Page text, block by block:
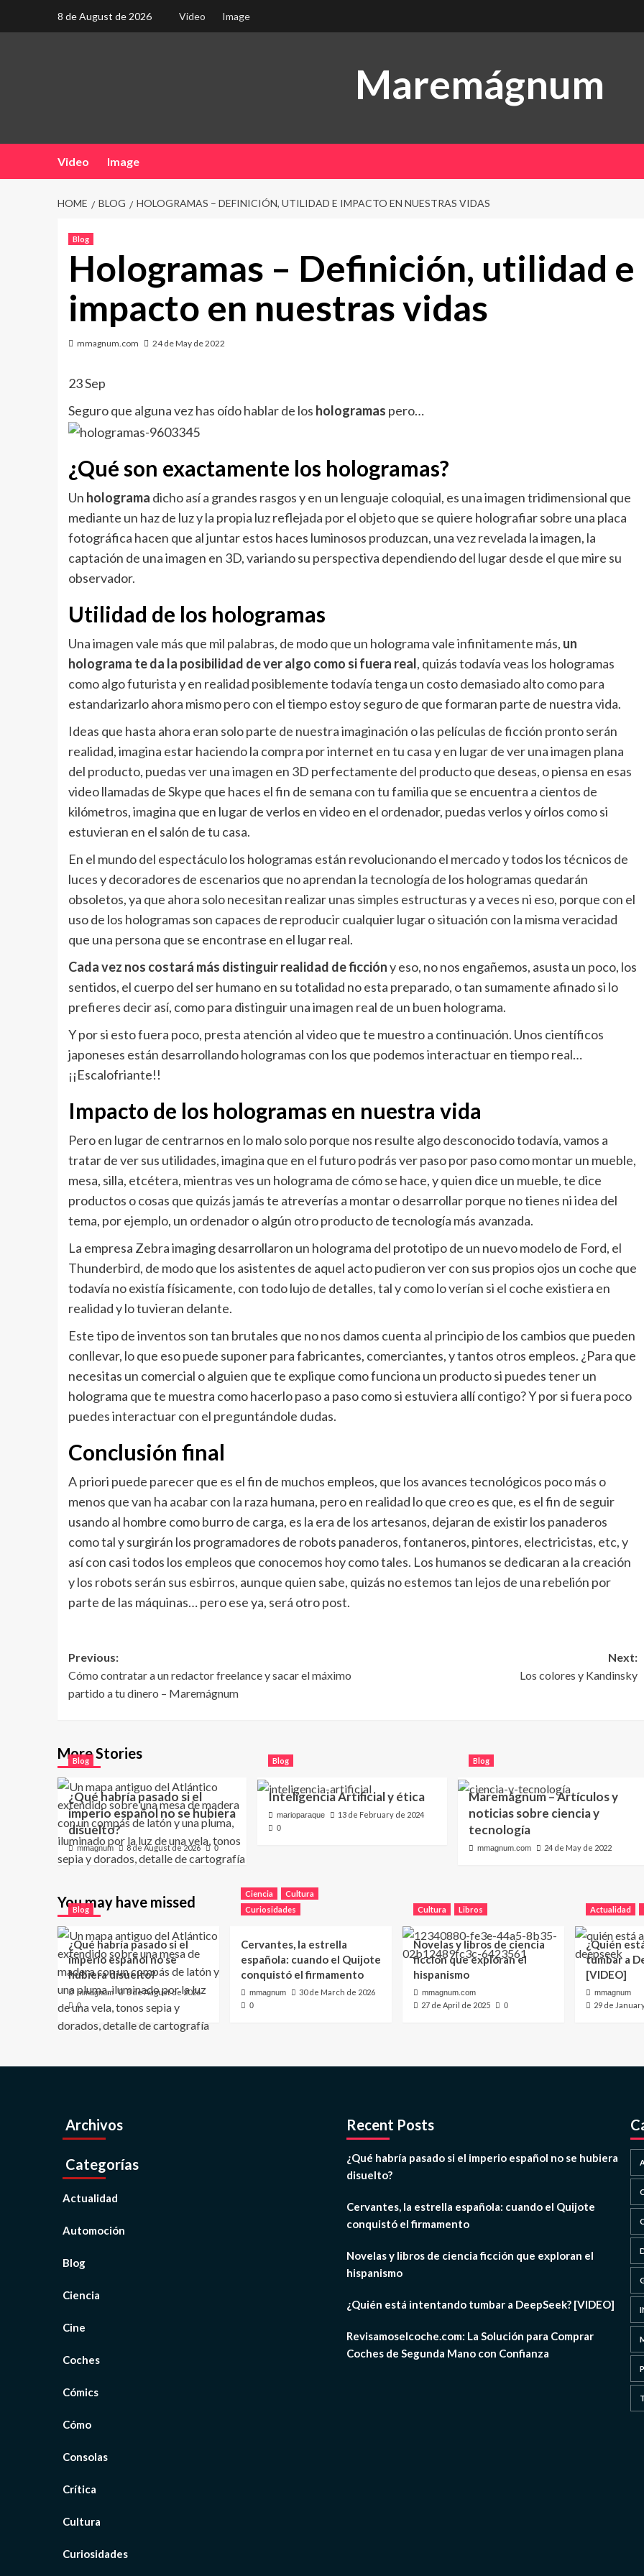
8 de August de 2026 Video Image
Maremágnum
Video Image
HOME BLOG HOLOGRAMAS – DEFINICIÓN, UTILIDAD E IMPACTO EN NUESTRAS VIDAS
Blog
Hologramas – Definición, utilidad e
impacto en nuestras vidas
mmagnum.com 24 de May de 2022
23 Sep
Seguro que alguna vez has oído hablar de los hologramas pero…
¿Qué son exactamente los hologramas?
Un holograma dicho así a grandes rasgos y en un lenguaje coloquial, es una imagen tridimensional que
mediante un haz de luz y la propia luz reflejada por el objeto que se quiere holografiar sobre una placa
fotográfica hacen que al juntar estos haces luminosos produzcan, una vez revelada la imagen, la
captación de una imagen en 3D, variando su perspectiva dependiendo del lugar desde el que mire su
observador.
Utilidad de los hologramas
Una imagen vale más que mil palabras, de modo que un holograma vale infinitamente más, un
holograma te da la posibilidad de ver algo como si fuera real, quizás todavía veas los hologramas
como algo futurista y en realidad posiblemente todavía tenga un costo demasiado alto como para
estandarizarlo ahora mismo pero con el tiempo estoy seguro de que formaran parte de nuestra vida.
Ideas que hasta ahora eran solo parte de nuestra imaginación o las películas de ficción pronto serán
realidad, imagina estar haciendo la compra por internet en tu casa y en lugar de ver una imagen plana
del producto, puedas ver una imagen en 3D perfectamente del producto que deseas, o piensa en esas
video llamadas de Skype que haces el fin de semana con tu familia que se encuentra a cientos de
kilómetros, imagina que en lugar de verlos en video en el ordenador, puedas verlos y oírlos como si
estuvieran en el salón de tu casa.
En el mundo del espectáculo los hologramas están revolucionando el mercado y todos los técnicos de
luces y decoradores de escenarios que no aprendan la tecnología de los hologramas quedarán
obsoletos, ya que ahora solo necesitan realizar unas simples estructuras y a veces ni eso, porque con el
uso de los hologramas son capaces de reproducir cualquier lugar o situación con la misma veracidad
que una persona que se encontrase en el lugar real.
Cada vez nos costará más distinguir realidad de ficcióny eso, no nos engañemos, asusta un poco, los
sentidos, el cuerpo del ser humano en su totalidad no esta preparado, o tan sumamente afinado si lo
prefieres decir así, como para distinguir una imagen real de un buen holograma.
Y por si esto fuera poco, presta atención al video que te muestro a continuación. Unos científicos
japoneses están desarrollando hologramas con los que podemos interactuar en tiempo real…
¡¡Escalofriante!!
Impacto de los hologramas en nuestra vida
Pero en lugar de centrarnos en lo malo solo porque nos resulte algo desconocido todavía, vamos a
tratar de ver sus utilidades, imagina que en el futuro podrás ver paso por paso como montar un mueble,
mesa, silla, etcétera, mientras ves un holograma de cómo se hace, y quien dice un mueble, te dice
productos o cosas que quizás jamás te atreverías a montar o desarrollar porque no tienes ni idea del
tema, por ejemplo, un ordenador o algún otro producto de tecnología más avanzada.
La empresa Zebra imaging desarrollaron un holograma del prototipo de un nuevo modelo de Ford, el
Thunderbird, de modo que los asistentes de aquel acto pudieron ver con sus propios ojos un coche que
todavía no existía físicamente, con todo lujo de detalles, tal y como lo verían si el coche existiera en
realidad y lo tuvieran delante.
Este tipo de inventos son tan brutales que no nos damos cuenta al principio de los cambios que pueden
conllevar, lo que eso puede suponer para fabricantes, comerciantes, y tantos otros empleos. ¿Para que
necesitas un comercial o alguien que te explique como funciona un producto si puedes tener un
holograma que te muestra como hacerlo paso a paso como si estuviera allí contigo? Y por si fuera poco
puedes interactuar con el preguntándole dudas.
Conclusión final
A priori puede parecer que es el fin de muchos empleos, que los avances tecnológicos poco más o
menos que van ha acabar con la raza humana, pero en realidad lo que creo es que, es el fin de seguir
usando al hombre como burro de carga, es la era de los artesanos, dejaran de existir los panaderos
como tal y surgirán los programadores de robots panaderos, fontaneros, pintores, electricistas, etc, y
así con casi todos los empleos que conocemos hoy como tales. Los humanos se dedicaran a la creación
y los robots serán sus esbirros, aunque quien sabe, quizás no estemos tan lejos de una rebelión por
parte de las máquinas… pero ese ya, será otro post.
Post
navigation
Previous:
Cómo contratar a un redactor freelance y sacar el máximo
partido a tu dinero – Maremágnum
Next:
Los colores y Kandinsky
More Stories
Blog
¿Qué habría pasado si el
imperio español no se hubiera
disuelto?
mmagnum 8 de August de 2026 0
Blog
Inteligencia Artificial y ética
marioparaque 13 de February de 2024
0
Blog
Maremágnum – Artículos y
noticias sobre ciencia y
tecnología
mmagnum.com 24 de May de 2022
You may have missed
Blog
¿Qué habría pasado si el
imperio español no se
hubiera disuelto?
mmagnum 8 de August de 2026
0
Ciencia
Cultura
Curiosidades
Cervantes, la estrella
española: cuando el Quijote
conquistó el firmamento
mmagnum 30 de March de 2026
0
Cultura Libros
Novelas y libros de ciencia
ficción que exploran el
hispanismo
mmagnum.com
27 de April de 2025 0
Actualidad
¿Quién
tumbar a
[VIDEO]
mmagnum
29 de
Archivos
Categorías
Actualidad
Automoción
Blog
Ciencia
Cine
Coches
Cómics
Cómo
Consolas
Crítica
Cultura
Curiosidades
Recent Posts
¿Qué habría pasado si el imperio español no se hubiera
disuelto?
Cervantes, la estrella española: cuando el Quijote
conquistó el firmamento
Novelas y libros de ciencia ficción que exploran el
hispanismo
¿Quién está intentando tumbar a DeepSeek? [VIDEO]
Revisamoselcoche.com: La Solución para Comprar
Coches de Segunda Mano con Confianza